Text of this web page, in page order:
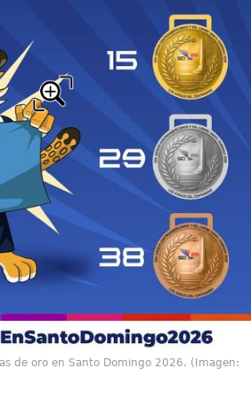
de oro en Santo Domingo 2026. (Imagen: